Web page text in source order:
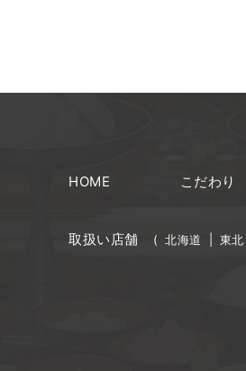
HOME こだわり
取扱い店舗 ( 北海道 東北